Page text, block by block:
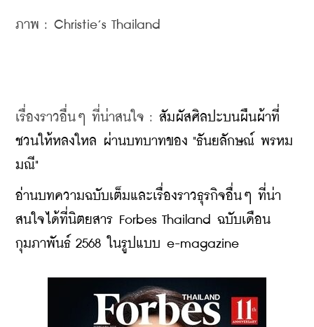
ภาพ : Christie’s Thailand
เรื่องราวอื่นๆ ที่น่าสนใจ : สัมผัสศิลปะบนผืนผ้าที่
ชวนให้หลงใหล ผ่านบทบาทของ "ธันยลักษณ์ พรหม
มณี"
อ่านบทความฉบับเต็มและเรื่องราวธุรกิจอื่นๆ ที่น่า
สนใจได้ที่นิตยสาร Forbes Thailand ฉบับเดือน
กุมภาพันธ์ 2568 ในรูปแบบ e-magazine